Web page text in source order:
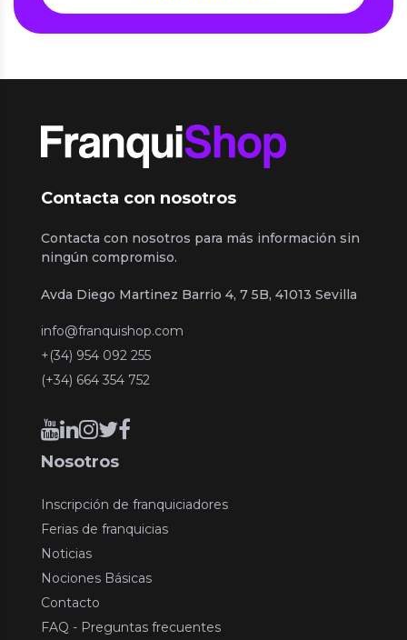
Contacta con nosotros
Contacta con nosotros para más información sin
ningún compromiso.
Avda Diego Martinez Barrio 4, 7 5B, 41013 Sevilla
info@franquishop.com
+(34) 954 092 255
(+34) 664 354 752
Nosotros
Inscripción de franquiciadores
Ferias de franquicias
Noticias
Nociones Básicas
Contacto
FAQ - Preguntas frecuentes